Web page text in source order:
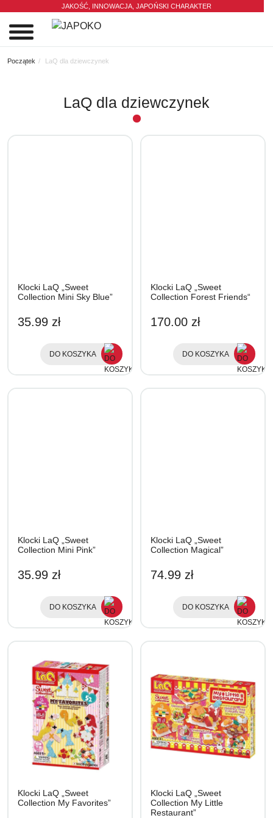
JAKOŚĆ, INNOWACJA, JAPOŃSKI CHARAKTER
Początek LaQ dla dziewczynek
LaQ dla dziewczynek
Klocki LaQ „Sweet
Collection Mini Sky Blue”
35.99 zł
DO KOSZYKA
Klocki LaQ „Sweet
Collection Forest Friends“
170.00 zł
DO KOSZYKA
Klocki LaQ „Sweet
Collection Mini Pink”
35.99 zł
DO KOSZYKA
Klocki LaQ „Sweet
Collection Magical”
74.99 zł
DO KOSZYKA
Klocki LaQ „Sweet
Collection My Favorites”
Klocki LaQ „Sweet
Collection My Little
Restaurant”